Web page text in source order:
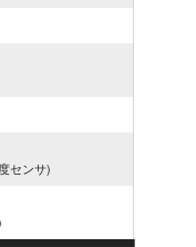
センサ)